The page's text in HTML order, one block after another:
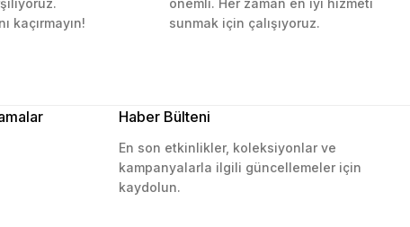
kaçırmayın!
önemli. Her zaman en iyi hizmeti
sunmak için çalışıyoruz.
Haber Bülteni
En son etkinlikler, koleksiyonlar ve
kampanyalarla ilgili güncellemeler için
kaydolun.